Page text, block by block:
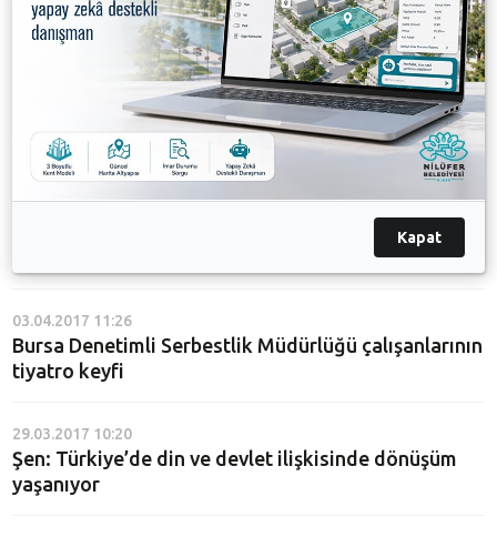
08.04.2017 12:36
Karayalçın: Kamu ile kooperatifler birlikte hizmet
06.04.2017 15:20
Karayalçın kooperatifçiliği anlatacak
Şimşek: Günümüzde en çok siyasi haklar çiğneniyor
03.04.2017 11:26
Bursa Denetimli Serbestlik Müdürlüğü çalışanlarının
tiyatro keyfi
29.03.2017 10:20
Şen: Türkiye’de din ve devlet ilişkisinde dönüşüm
yaşanıyor
Kapat